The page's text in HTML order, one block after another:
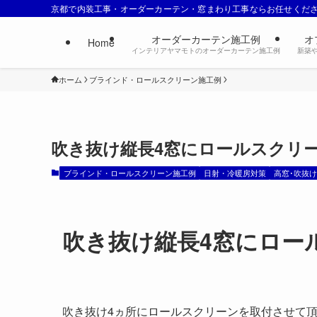
京都で内装工事・オーダーカーテン・窓まわり工事ならお任せくだ
Home オーダーカーテン施工例
インテリアヤマモトのオーダーカーテン施工例 新築
ホーム ブラインド・ロールスクリーン施工例
吹き抜け縦長4窓にロールスクリ
ブラインド・ロールスクリーン施工例 日射・冷暖房対策 高窓･吹抜
吹き抜け縦長4窓にロー
吹き抜け4ヵ所にロールスクリーンを取付させて